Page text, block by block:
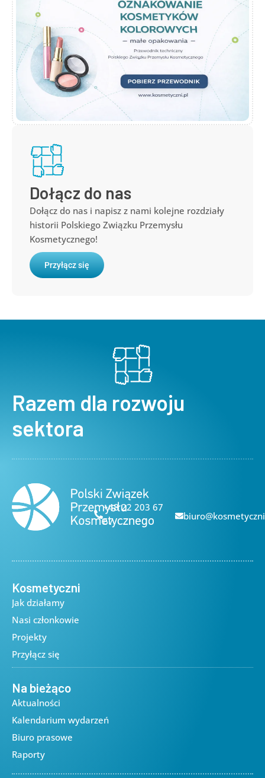
Dołącz do nas
Dołącz do nas i napisz z nami kolejne rozdziały
historii Polskiego Związku Przemysłu
Kosmetycznego!
Przyłącz się
Razem dla rozwoju
sektora
+48 22 203 67
67
Kosmetyczni
Jak działamy
Nasi członkowie
Projekty
Przyłącz się
Na bieżąco
Aktualności
Kalendarium wydarzeń
Biuro prasowe
Raporty